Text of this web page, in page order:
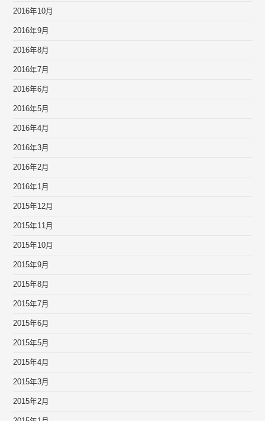
2016年10月
2016年9月
2016年8月
2016年7月
2016年6月
2016年5月
2016年4月
2016年3月
2016年2月
2016年1月
2015年12月
2015年11月
2015年10月
2015年9月
2015年8月
2015年7月
2015年6月
2015年5月
2015年4月
2015年3月
2015年2月